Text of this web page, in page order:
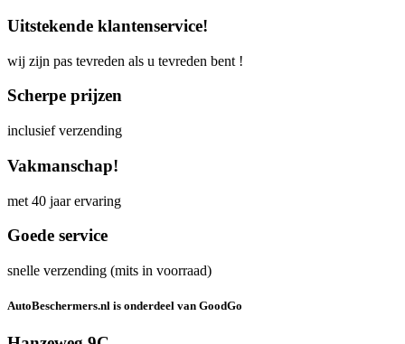
Uitstekende klantenservice!
wij zijn pas tevreden als u tevreden bent !
Scherpe prijzen
inclusief verzending
Vakmanschap!
met 40 jaar ervaring
Goede service
snelle verzending (mits in voorraad)
AutoBeschermers.nl is onderdeel van GoodGo